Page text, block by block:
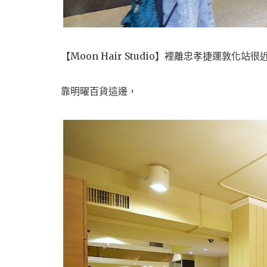
【Moon Hair Studio】 裡離忠孝捷運敦化站很
靠明曜百貨這邊，